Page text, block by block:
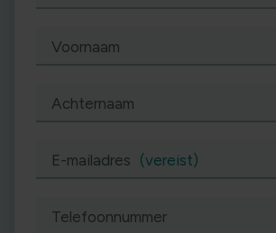
Voornaam
Achternaam
E-mailadres (vereist)
Telefoonnummer